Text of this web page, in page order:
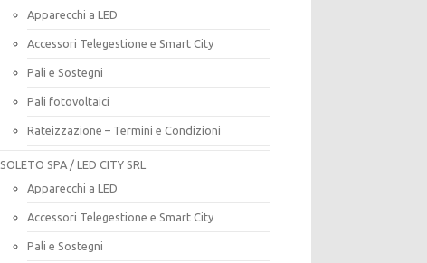
Apparecchi a LED
Accessori Telegestione e Smart City
Pali e Sostegni
Pali fotovoltaici
Rateizzazione – Termini e Condizioni
SOLETO SPA / LED CITY SRL
Apparecchi a LED
Accessori Telegestione e Smart City
Pali e Sostegni